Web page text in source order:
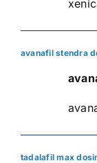
avanafil stendra
tadalafil max